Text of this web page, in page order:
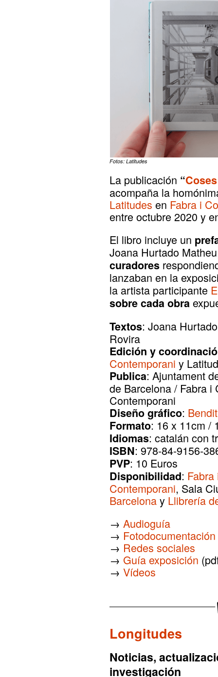
Fotos: Latitudes
La publicación “
acompaña la
Latitudes en Fabra i
entre octubre 2020 y
El libro incluye un
Joana Hurtado
curadores
lanzaban en la
la artista participante
sobre cada obra
Textos: Joana
Rovira
Edición y
Contemporani y
Publica: Ajuntament
de Barcelona / Fabra i
Contemporani
Diseño gráfico:
Formato: 16 x 11cm /
Idiomas: catalán con
ISBN: 978-84-9156-
PVP: 10 Euros
Disponibilidad:
Contemporani, Sala
Barcelonay Llibrería
→ Audioguía
→
→ Redes sociales
→ Guía exposición
→ Vídeos
Longitudes
Noticias,
investigación